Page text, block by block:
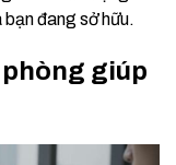
đang sở hữu.
giúp